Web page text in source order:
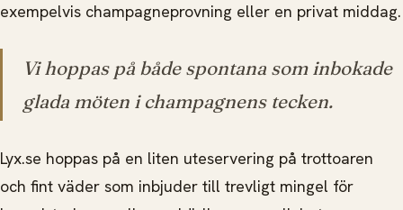
exempelvis champagneprovning eller en privat middag.
Vi hoppas på både spontana som inbokade
glada möten i champagnens tecken.
Lyx.se hoppas på en liten uteservering på trottoaren
och fint väder som inbjuder till trevligt mingel för